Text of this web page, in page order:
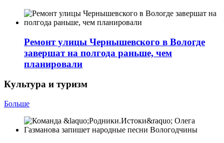
Ремонт улицы Чернышевского в Вологде
завершат на полгода раньше, чем
планировали
Культура и туризм
Больше